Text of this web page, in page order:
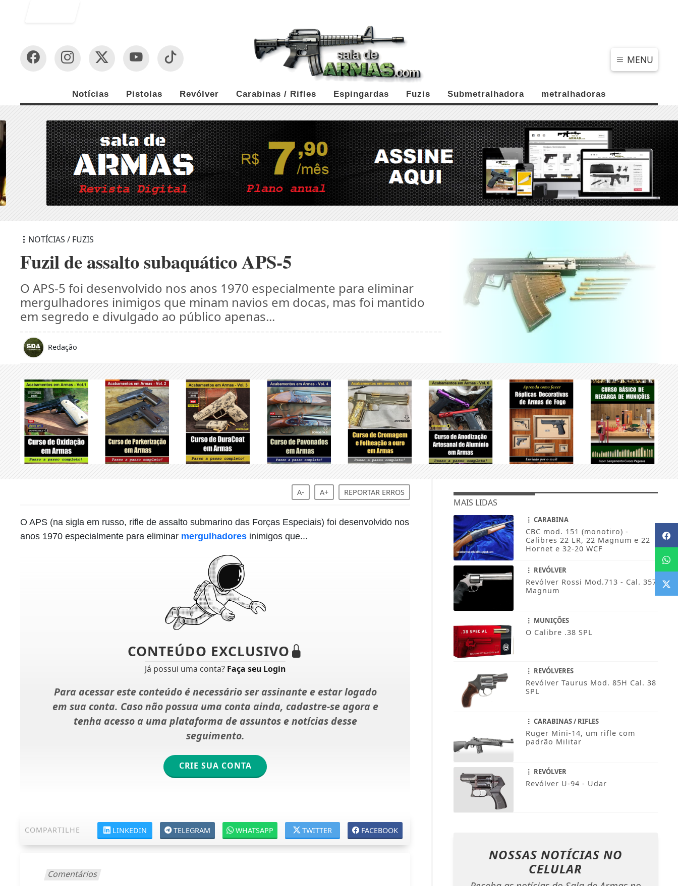
MENU
Notícias Pistolas Revólver Carabinas / Rifles Espingardas Fuzis Submetralhadora metralhadoras
NOTÍCIAS / FUZIS
Fuzil de assalto subaquático APS-5
O APS-5 foi desenvolvido nos anos 1970 especialmente para eliminar
mergulhadores inimigos que minam navios em docas, mas foi mantido
em segredo e divulgado ao público apenas...
Redação
A- A+ REPORTAR ERROS
O APS (na sigla em russo, rifle de assalto submarino das Forças Especiais) foi desenvolvido nos
anos 1970 especialmente para eliminar mergulhadores inimigos que...
CONTEÚDO EXCLUSIVO
Já possui uma conta? Faça seu Login
Para acessar este conteúdo é necessário ser assinante e estar logado
em sua conta. Caso não possua uma conta ainda, cadastre-se agora e
tenha acesso a uma plataforma de assuntos e notícias desse
seguimento.
CRIE SUA CONTA
COMPARTILHE FACEBOOK
TWITTER
WHATSAPP
TELEGRAM
LINKEDIN
Comentários
MAIS LIDAS
CARABINA
CBC mod. 151 (monotiro) -
Calibres 22 LR, 22 Magnum e 22
Hornet e 32-20 WCF
REVÓLVER
Revólver Rossi Mod.713 - Cal. 357
Magnum
MUNIÇÕES
O Calibre .38 SPL
REVÓLVERES
Revólver Taurus Mod. 85H Cal. 38
SPL
CARABINAS / RIFLES
Ruger Mini-14, um rifle com
padrão Militar
REVÓLVER
Revólver U-94 - Udar
NOSSAS NOTÍCIAS NO
CELULAR